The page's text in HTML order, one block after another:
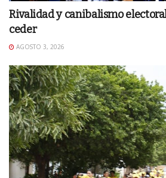
Rivalidad y canibalismo
ceder
AGOSTO 3, 2026